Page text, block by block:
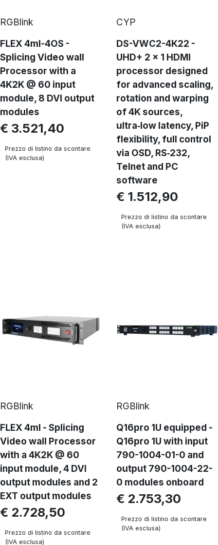
RGBlink
FLEX 4ml-4OS -
Splicing Video wall
Processor with a
4K2K @ 60 input
module, 8 DVI output
modules
€ 3.521,40
Prezzo di listino da scontare
(IVA esclusa)
CYP
DS-VWC2-4K22 -
UHD+ 2 x 1 HDMI
processor designed
for advanced scaling,
rotation and warping
of 4K sources,
ultra‑low latency, PiP
flexibility, full control
via OSD, RS‑232,
Telnet and PC
software
€ 1.512,90
Prezzo di listino da scontare
(IVA esclusa)
RGBlink
FLEX 4ml - Splicing
Video wall Processor
with a 4K2K @ 60
input module, 4 DVI
output modules and 2
EXT output modules
€ 2.728,50
Prezzo di listino da scontare
(IVA esclusa)
RGBlink
Q16pro 1U equipped -
Q16pro 1U with input
790-1004-01-0 and
output 790-1004-22-
0 modules onboard
€ 2.753,30
Prezzo di listino da scontare
(IVA esclusa)